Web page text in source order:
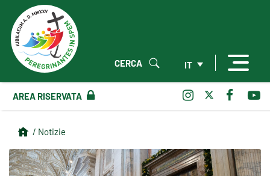
IT
CERCA
AREA RISERVATA
/ Notizie